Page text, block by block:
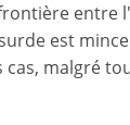
entre
est
cas, malgré